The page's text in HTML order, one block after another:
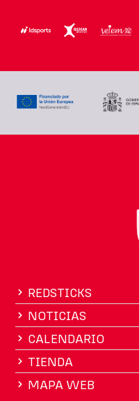
REDSTICKS
NOTICIAS
CALENDARIO
TIENDA
MAPA WEB